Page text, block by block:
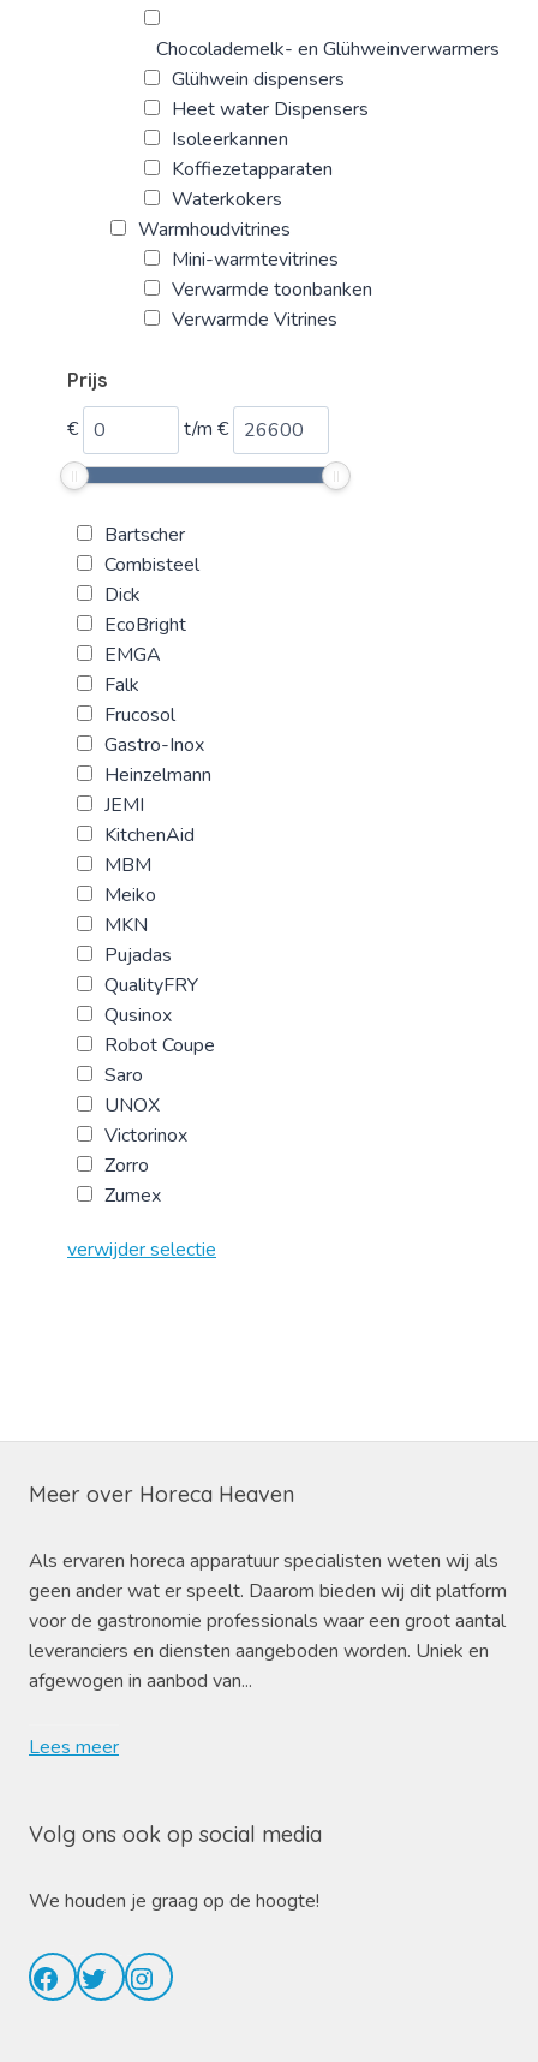
Chocolademelk- en Glühweinverwarmers
Glühwein dispensers
Heet water Dispensers
Isoleerkannen
Koffiezetapparaten
Waterkokers
Warmhoudvitrines
Mini-warmtevitrines
Verwarmde toonbanken
Verwarmde Vitrines
Prijs
€ t/m €
Bartscher
Combisteel
Dick
EcoBright
EMGA
Falk
Frucosol
Gastro-Inox
Heinzelmann
JEMI
KitchenAid
MBM
Meiko
MKN
Pujadas
QualityFRY
Qusinox
Robot Coupe
Saro
UNOX
Victorinox
Zorro
Zumex
verwijder selectie
Meer over Horeca Heaven
Als ervaren horeca apparatuur specialisten weten wij als
geen ander wat er speelt. Daarom bieden wij dit platform
voor de gastronomie professionals waar een groot aantal
leveranciers en diensten aangeboden worden. Uniek en
afgewogen in aanbod van...
Lees meer
Volg ons ook op social media
We houden je graag op de hoogte!
Facebook
TwitterInstagram